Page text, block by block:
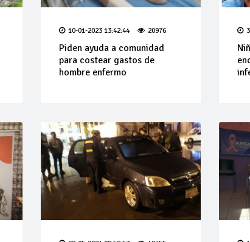
10-01-2023 13:42:44 20976
Piden ayuda a comunidad
para costear gastos de
hombre enfermo